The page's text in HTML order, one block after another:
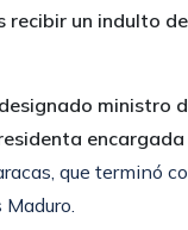
recibir un indulto
ministro
encargada
que terminó